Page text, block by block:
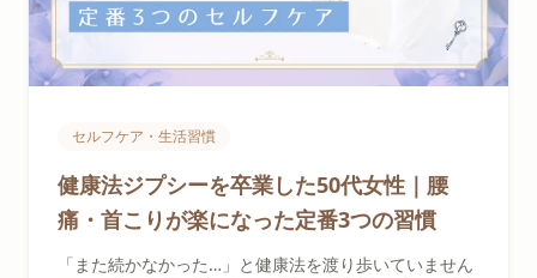
セルフケア・生活習慣
健康法ジプシーを卒業した50代女性｜腰
痛・首こりが楽になった定番3つの習慣
「また続かなかった…」と健康法を渡り歩いていません